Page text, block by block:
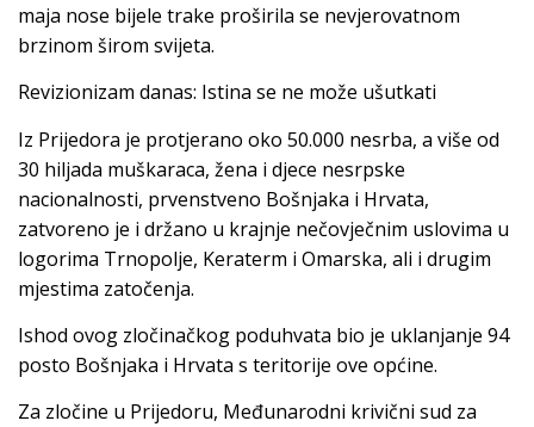
maja nose bijele trake proširila se nevjerovatnom
brzinom širom svijeta.
Revizionizam danas: Istina se ne može ušutkati
Iz Prijedora je protjerano oko 50.000 nesrba, a više od
30 hiljada muškaraca, žena i djece nesrpske
nacionalnosti, prvenstveno Bošnjaka i Hrvata,
zatvoreno je i držano u krajnje nečovječnim uslovima u
logorima Trnopolje, Keraterm i Omarska, ali i drugim
mjestima zatočenja.
Ishod ovog zločinačkog poduhvata bio je uklanjanje 94
posto Bošnjaka i Hrvata s teritorije ove općine.
Za zločine u Prijedoru, Međunarodni krivični sud za